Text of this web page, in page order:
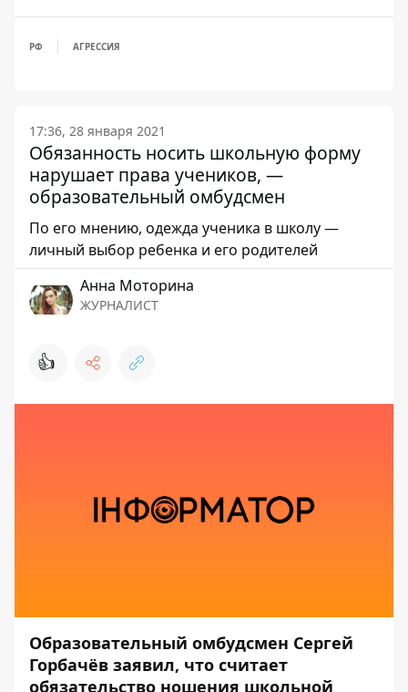
РФ АГРЕССИЯ
17:36, 28 января 2021
Обязанность носить школьную форму
нарушает права учеников, —
образовательный омбудсмен
По его мнению, одежда ученика в школу —
личный выбор ребенка и его родителей
Анна Моторина
ЖУРНАЛИСТ
👍
Образовательный омбудсмен Сергей
Горбачёв заявил, что считает
обязательство ношения школьной